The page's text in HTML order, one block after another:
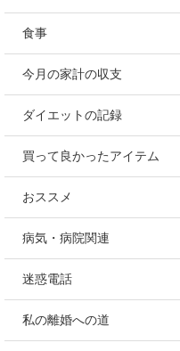
食事
今月の家計の収支
ダイエットの記録
買って良かったアイテム
おススメ
病気・病院関連
迷惑電話
私の離婚への道